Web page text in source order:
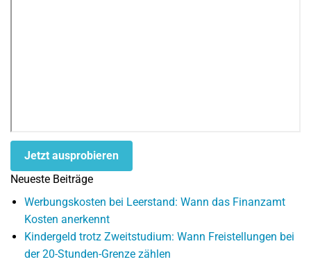
Jetzt ausprobieren
Neueste Beiträge
Werbungskosten bei Leerstand: Wann das Finanzamt
Kosten anerkennt
Kindergeld trotz Zweitstudium: Wann Freistellungen bei
der 20-Stunden-Grenze zählen